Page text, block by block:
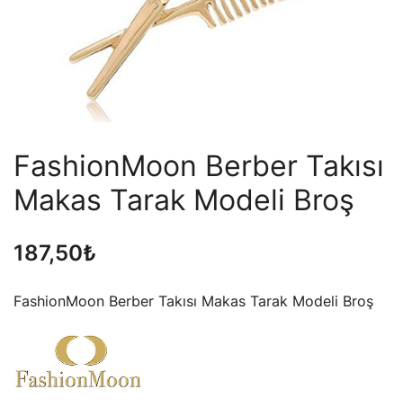
FashionMoon Berber Takısı
Makas Tarak Modeli Broş
187,50₺
FashionMoon Berber Takısı Makas Tarak Modeli Broş